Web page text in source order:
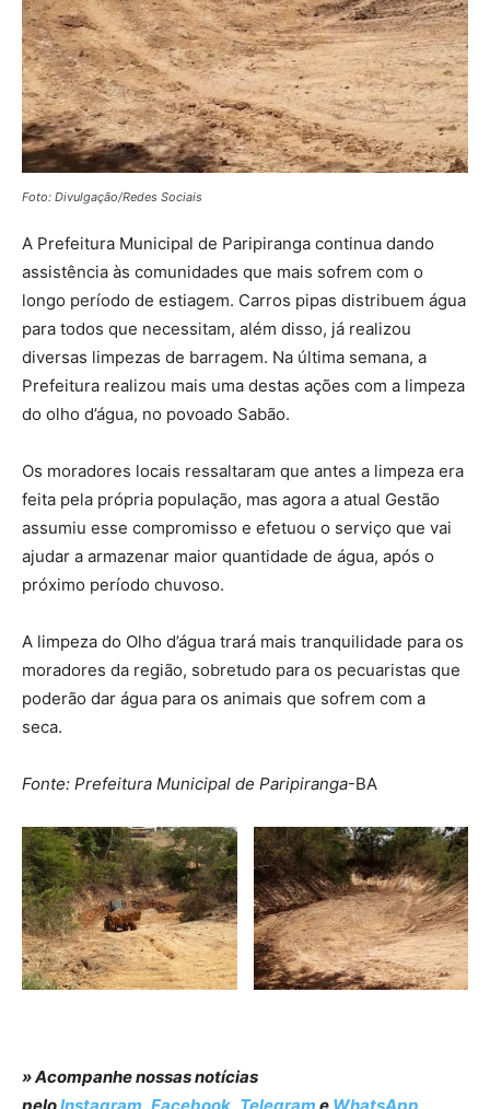
Foto: Divulgação/Redes Sociais
A Prefeitura Municipal de Paripiranga continua dando
assistência às comunidades que mais sofrem com o
longo período de estiagem. Carros pipas distribuem água
para todos que necessitam, além disso, já realizou
diversas limpezas de barragem. Na última semana, a
Prefeitura realizou mais uma destas ações com a limpeza
do olho d’água, no povoado Sabão.
Os moradores locais ressaltaram que antes a limpeza era
feita pela própria população, mas agora a atual Gestão
assumiu esse compromisso e efetuou o serviço que vai
ajudar a armazenar maior quantidade de água, após o
próximo período chuvoso.
A limpeza do Olho d’água trará mais tranquilidade para os
moradores da região, sobretudo para os pecuaristas que
poderão dar água para os animais que sofrem com a
seca.
Fonte: Prefeitura Municipal de Paripiranga-BA
» Acompanhe nossas notícias